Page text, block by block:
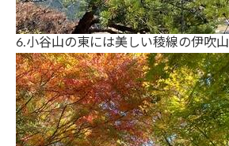
6.小谷山の東には美しい稜線の伊吹山